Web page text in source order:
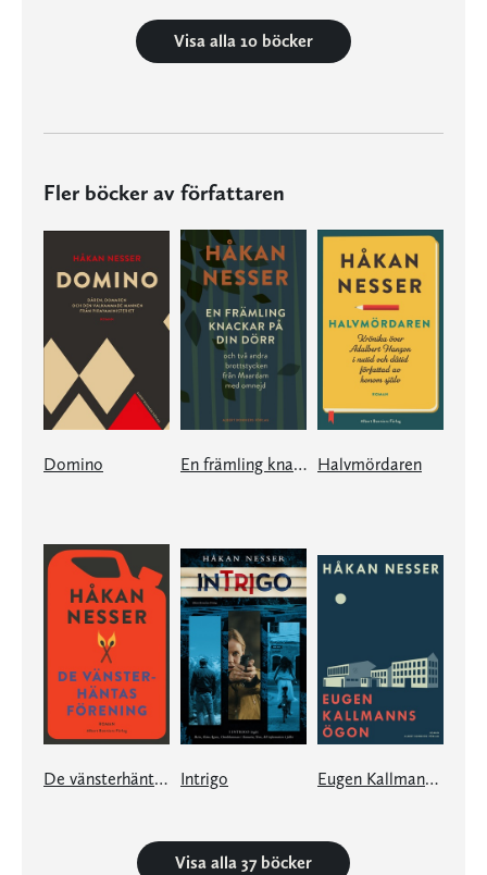
Visa alla 10 böcker
Fler böcker av författaren
Domino En främling knackar på din dörr Halvmördaren
De vänsterhäntas förening Intrigo Eugen Kallmanns ögon
Visa alla 37 böcker